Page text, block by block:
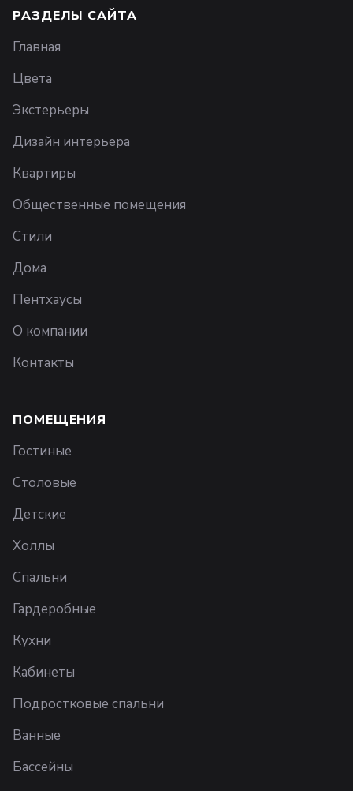
РАЗДЕЛЫ САЙТА
Главная
Цвета
Экстерьеры
Дизайн интерьера
Квартиры
Общественные помещения
Стили
Дома
Пентхаусы
О компании
Контакты
ПОМЕЩЕНИЯ
Гостиные
Столовые
Детские
Холлы
Спальни
Гардеробные
Кухни
Кабинеты
Подростковые спальни
Ванные
Бассейны